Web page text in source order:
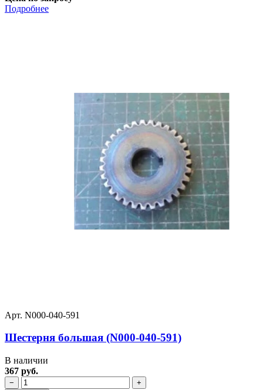
Подробнее
Арт. N000-040-591
Шестерня большая (N000-040-591)
В наличии
367 руб.
−
+